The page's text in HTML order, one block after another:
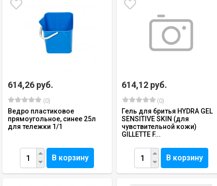
614,26 руб.
(0)
Ведро пластиковое
прямоугольное, синее 25л
для тележки 1/1
В корзину
614,12 руб.
(0)
Гель для бритья HYDRA GEL
SENSITIVE SKIN (для
чувствительной кожи)
GILLETTE F...
В корзину